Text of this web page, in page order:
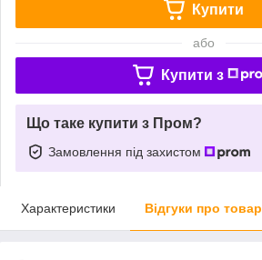
Купити
або
Купити з
Що таке купити з Пром?
Замовлення під захистом
Характеристики Відгуки про товар